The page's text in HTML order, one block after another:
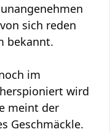
sich reden
bekannt.
im
wird
meint der
Geschmäckle.